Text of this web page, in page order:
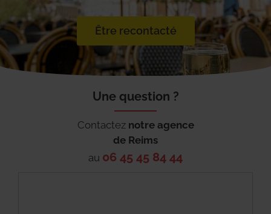
Être recontacté
Une question ?
Contactez notre agence
de Reims
au 06 45 45 84 44